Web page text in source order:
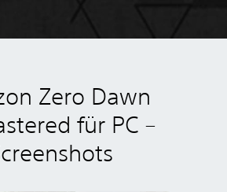
Zero Dawn
für PC –